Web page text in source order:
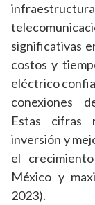
significativas
costos y
eléctrico
conexiones
Estas cifras
inversión y
el
México y
2023).